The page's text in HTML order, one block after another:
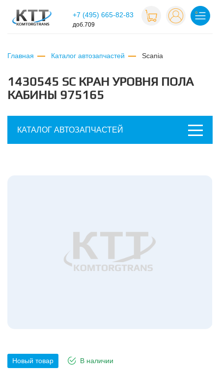
+7 (495) 665-82-83
доб.709
Главная Каталог автозапчастей scania
1430545 SC КРАН УРОВНЯ ПОЛА
КАБИНЫ 975165
КАТАЛОГ АВТОЗАПЧАСТЕЙ
Новый товар В наличии